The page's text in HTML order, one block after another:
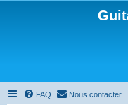
FAQ Nous contacter